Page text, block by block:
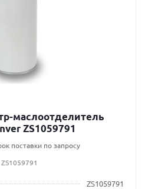
маслоотделитель
ZS1059791
поставки по запросу
ZS1059791